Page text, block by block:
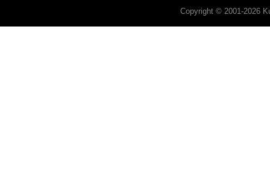
Copyright © 2001-2026